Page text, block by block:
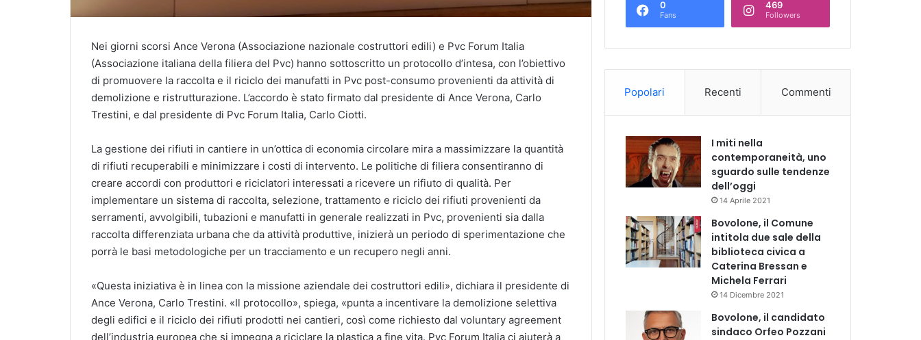
Nei giorni scorsi Ance Verona (Associazione nazionale costruttori edili) e Pvc Forum Italia
(Associazione italiana della filiera del Pvc) hanno sottoscritto un protocollo d’intesa, con l’obiettivo
di promuovere la raccolta e il riciclo dei manufatti in Pvc post-consumo provenienti da attività di
demolizione e ristrutturazione. L’accordo è stato firmato dal presidente di Ance Verona, Carlo
Trestini, e dal presidente di Pvc Forum Italia, Carlo Ciotti.
La gestione dei rifiuti in cantiere in un’ottica di economia circolare mira a massimizzare la quantità
di rifiuti recuperabili e minimizzare i costi di intervento. Le politiche di filiera consentiranno di
creare accordi con produttori e riciclatori interessati a ricevere un rifiuto di qualità. Per
implementare un sistema di raccolta, selezione, trattamento e riciclo dei rifiuti provenienti da
serramenti, avvolgibili, tubazioni e manufatti in generale realizzati in Pvc, provenienti sia dalla
raccolta differenziata urbana che da attività produttive, inizierà un periodo di sperimentazione che
porrà le basi metodologiche per un tracciamento e un recupero negli anni.
«Questa iniziativa è in linea con la missione aziendale dei costruttori edili», dichiara il presidente di
Ance Verona, Carlo Trestini. «Il protocollo», spiega, «punta a incentivare la demolizione selettiva
degli edifici e il riciclo dei rifiuti prodotti nei cantieri, così come richiesto dal voluntary agreement
dell’industria europea che si impegna a riciclare la plastica a fine vita. Pvc Forum Italia ci aiuterà a
0
Fans
469
Followers
Popolari Recenti Commenti
I miti nella
contemporaneità, uno
sguardo sulle tendenze
dell’oggi
14 Aprile 2021
Bovolone, il Comune
intitola due sale della
biblioteca civica a
Caterina Bressan e
Michela Ferrari
14 Dicembre 2021
Bovolone, il candidato
sindaco Orfeo Pozzani